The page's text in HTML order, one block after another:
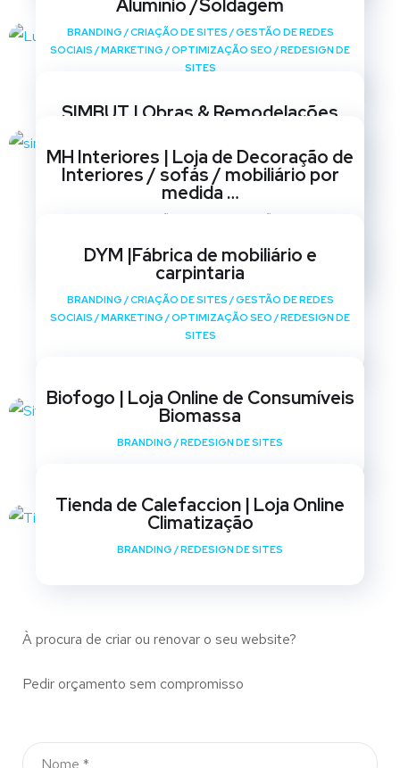
Alumínio /Soldagem
BRANDING /CRIAÇÃO DE SITES /GESTÃO DE REDES
SOCIAIS /MARKETING /OPTIMIZAÇÃO SEO /REDESIGN DE
SITES
SIMBUT | Obras & Remodelações
SOCIAIS /MARKETING OPTIMIZAÇÃO SEO/ REDESIGN DE
SITES
MH Interiores | Loja de Decoração de
Interiores / sofás / mobiliário por
medida …
SITES
DYM |Fábrica de mobiliário e
carpintaria
BRANDING /CRIAÇÃO DE SITES /GESTÃO DE REDES
SOCIAIS /MARKETING /OPTIMIZAÇÃO SEO /REDESIGN DE
SITES
Biofogo | Loja Online de Consumíveis
Biomassa
BRANDING /REDESIGN DE SITES
Tienda de Calefaccion | Loja Online
Climatização
BRANDING /REDESIGN DE SITES
À procura de criar ou renovar o seu website?
Pedir orçamento sem compromisso